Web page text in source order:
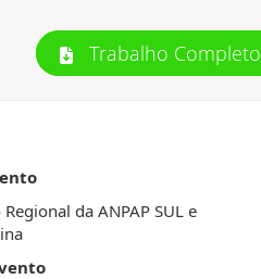
Trabalho Completo
da ANPAP SUL e